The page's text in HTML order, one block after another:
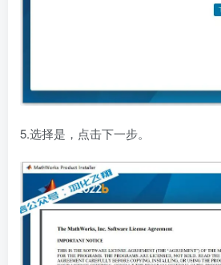
5.选择是，点击下一步。